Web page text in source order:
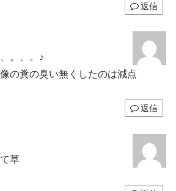
返信
。、。♪
の糞の臭い無くしたのは減点
返信
草